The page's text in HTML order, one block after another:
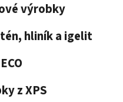
výrobky
hliník a igelit
z XPS